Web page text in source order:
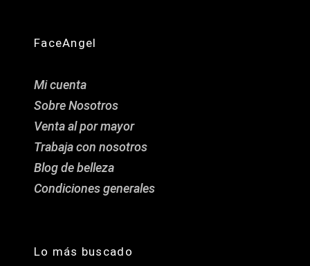
FaceAngel
Mi cuenta
Sobre Nosotros
Venta al por mayor
Trabaja con nosotros
Blog de belleza
Condiciones generales
Lo más buscado